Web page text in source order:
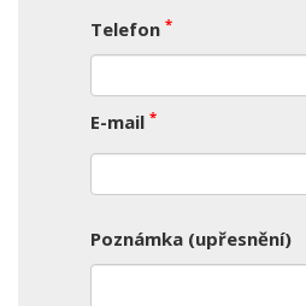
Telefon *
E-mail *
Poznámka (upřesnění)